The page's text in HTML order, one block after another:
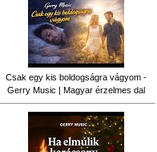
Csak egy kis boldogságra vágyom -
Gerry Music | Magyar érzelmes dal